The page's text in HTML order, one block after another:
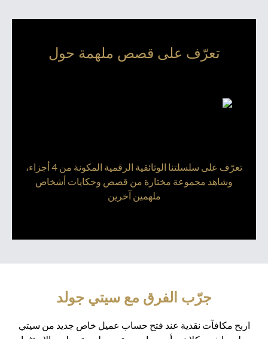
تعرّف على قصص ملهمة حول
تعرّف على سلسلتنا الوثائقية الرقمية المكونة من 4 أجزاء،
وشاهد مجموعة مختارة من قصص وحكايات أشخاص
ملهمين آخرين
جرّب الفرق مع سيتي جولد
اربح مكافآت نقدية عند فتح حساب عميل خاص جديد من سيتي